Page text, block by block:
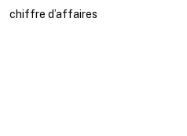
chiffre d’affaires